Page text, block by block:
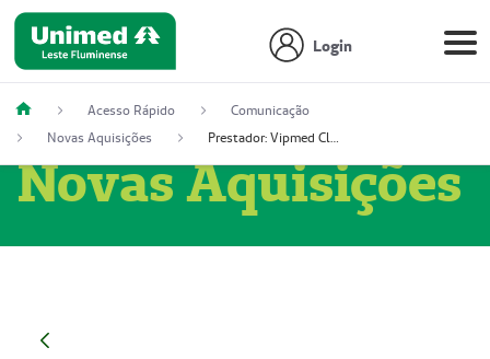
Login
Acesso Rápido
Comunicação
Novas Aquisições
Prestador: Vipmed Clínica Geral Ltda, 51004349-0 (Nome Fantasia: Policlínica Master)
Novas Aquisições